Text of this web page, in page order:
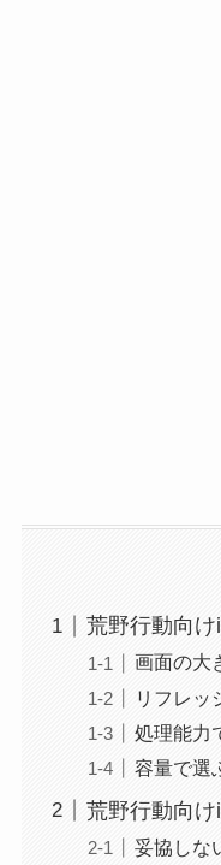
荒野行動向
画面の大
リフレッ
処理能力
容量で選
荒野行動向
妥協しな